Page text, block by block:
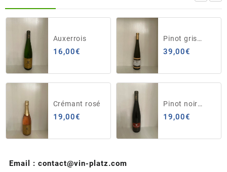
Auxerrois
16,00€
Crémant rosé
19,00€
Pinot gris
Sonnenglanz
39,00€
Pinot noir
Weingarten de
19,00€
Email : contact@vin-platz.com